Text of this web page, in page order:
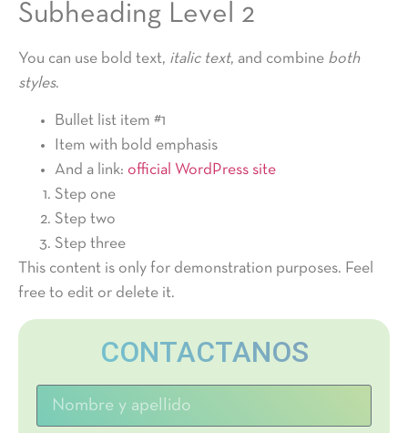
Subheading Level 2
You can use bold text, italic text, and combine both
styles.
Bullet list item #1
Item with bold emphasis
And a link: official WordPress site
Step one
Step two
Step three
This content is only for demonstration purposes. Feel
free to edit or delete it.
CONTACTANOS